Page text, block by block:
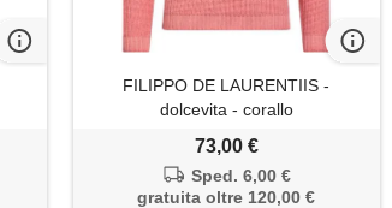
FILIPPO DE LAURENTIIS -
dolcevita - corallo
73,00 €
Sped. 6,00 €
gratuita oltre 120,00 €